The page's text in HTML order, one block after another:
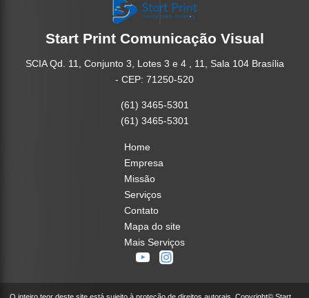
Start Print Comunicação Visual
SCIA Qd. 11, Conjunto 3, Lotes 3 e 4 , 11, Sala 104 Brasília
- CEP: 71250-520
(61) 3465-5301
(61) 3465-5301
Home
Empresa
Missão
Serviços
Contato
Mapa do site
Mais Serviços